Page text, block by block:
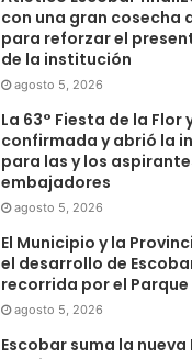
con una gran cosecha
para reforzar el
de la institución
agosto 5, 2026
La 63° Fiesta de la Flor
confirmada y abrió la
para las y los
embajadores
agosto 5, 2026
El Municipio y la
el desarrollo de
recorrida por el
agosto 5, 2026
Escobar suma la